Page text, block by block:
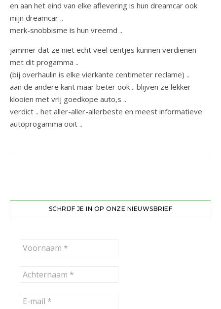
en aan het eind van elke aflevering is hun dreamcar ook
mijn dreamcar ..
merk-snobbisme is hun vreemd ..
jammer dat ze niet echt veel centjes kunnen verdienen
met dit progamma ..
(bij overhaulin is elke vierkante centimeter reclame) ..
aan de andere kant maar beter ook .. blijven ze lekker
klooien met vrij goedkope auto,s ..
verdict .. het aller-aller-allerbeste en meest informatieve
autoprogamma ooit ..
SCHRIJF JE IN OP ONZE NIEUWSBRIEF